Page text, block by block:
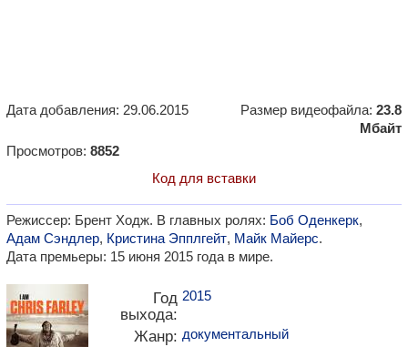
Дата добавления: 29.06.2015 Размер видеофайла: 23.8
Мбайт
Просмотров: 8852
Код для вставки
Режиссер: Брент Ходж. В главных ролях: Боб Оденкерк,
Адам Сэндлер, Кристина Эпплгейт, Майк Майерс.
Дата премьеры: 15 июня 2015 года в мире.
Год
выхода:
2015
Жанр: документальный